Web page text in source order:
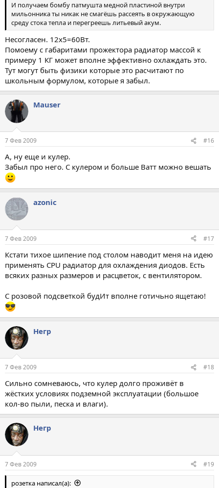
И получаем бомбу патмушта медной пластиной внутри
мильонника ты никак не смагёшь рассеять в окружающую
среду стока тепла и перегреешь литьевый акум.
Несогласен. 12х5=60Вт.
Помоему с габаритами прожектора радиатор массой к
примеру 1 КГ может вполне эффективно охлаждать это.
Тут могут быть физики которые это расчитают по
школьным формулом, которые я забыл.
Mauser
7 Фев 2009 #16
А, ну еще и кулер.
Забыл про него. С кулером и больше Ватт можно вешать
azonic
7 Фев 2009 #17
Кстати тихое шипение под столом наводит меня на идею
применять CPU радиатор для охлаждения диодов. Есть
всяких разных размеров и расцветок, с вентилятором.
С розовой подсветкой будИт вполне готичьно ящетаю!
Негр
7 Фев 2009 #18
Сильно сомневаюсь, что кулер долго проживёт в
жёстких условиях подземной эксплуатации (большое
кол-во пыли, песка и влаги).
Негр
7 Фев 2009 #19
розетка написал(а):